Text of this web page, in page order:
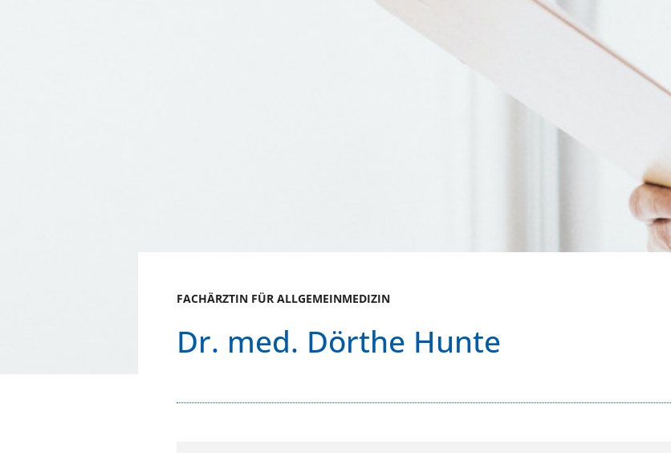
FACHÄRZTIN FÜR ALLGEMEINMEDIZIN
Dr. med. Dörthe Hunte